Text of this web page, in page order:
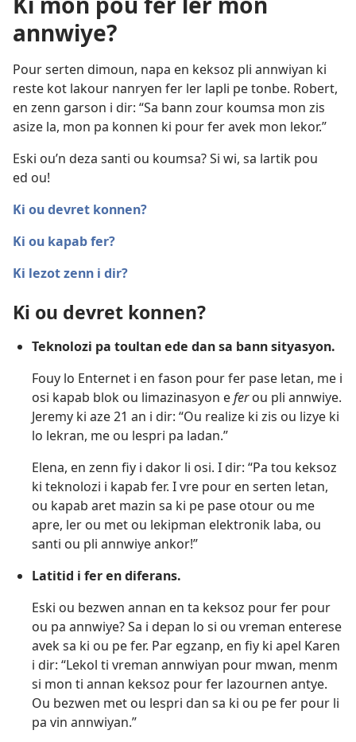
annwiye?
Pour serten dimoun, napa en keksoz pli annwiyan ki
reste kot lakour nanryen fer ler lapli pe tonbe. Robert,
en zenn garson i dir: “Sa bann zour koumsa mon zis
asize la, mon pa konnen ki pour fer avek mon lekor.”
Eski ou’n deza santi ou koumsa? Si wi, sa lartik pou
ed ou!
Ki ou devret konnen?
Ki ou kapab fer?
Ki lezot zenn i dir?
Ki ou devret konnen?
Teknolozi pa toultan ede dan sa bann sityasyon.
Fouy lo Enternet i en fason pour fer pase letan, me i
osi kapab blok ou limazinasyon eferou pli annwiye.
Jeremy ki aze 21 an i dir: “Ou realize ki zis ou lizye ki
lo lekran, me ou lespri pa ladan.”
Elena, en zenn fiy i dakor li osi. I dir: “Pa tou keksoz
ki teknolozi i kapab fer. I vre pour en serten letan,
ou kapab aret mazin sa ki pe pase otour ou me
apre, ler ou met ou lekipman elektronik laba, ou
santi ou pli annwiye ankor!”
Latitid i fer en diferans.
Eski ou bezwen annan en ta keksoz pour fer pour
ou pa annwiye? Sa i depan lo si ou vreman enterese
avek sa ki ou pe fer. Par egzanp, en fiy ki apel Karen
i dir: “Lekol ti vreman annwiyan pour mwan, menm
si mon ti annan keksoz pour fer lazournen antye.
Ou bezwen met ou lespri dan sa ki ou pe fer pour li
pa vin annwiyan.”